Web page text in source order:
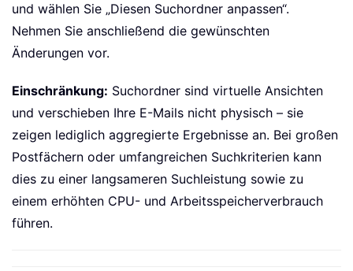
und wählen Sie „Diesen Suchordner anpassen“.
Nehmen Sie anschließend die gewünschten
Änderungen vor.
Einschränkung: Suchordner sind virtuelle Ansichten
und verschieben Ihre E-Mails nicht physisch – sie
zeigen lediglich aggregierte Ergebnisse an. Bei großen
Postfächern oder umfangreichen Suchkriterien kann
dies zu einer langsameren Suchleistung sowie zu
einem erhöhten CPU- und Arbeitsspeicherverbrauch
führen.